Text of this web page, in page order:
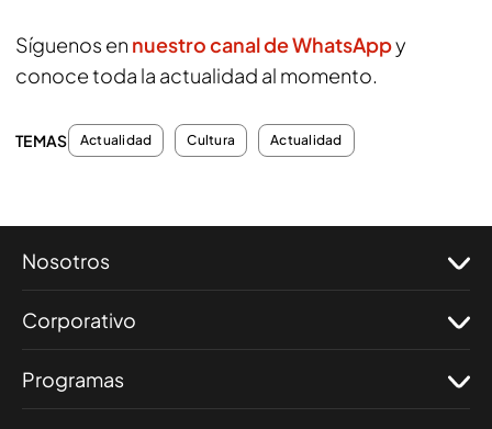
Síguenos en nuestro canal de WhatsAppy
conoce toda la actualidad al momento.
TEMAS Actualidad Cultura Actualidad
Nosotros
Corporativo
Programas